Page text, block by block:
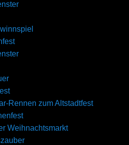
Rennen zum Altstadtfest
Weihnachtsmarkt